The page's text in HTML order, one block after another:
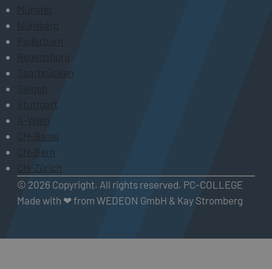
Münster
Nürnberg
Paderborn
Regensburg
Saarbrücken
Siegen
Stuttgart
A-Wien
CH-Basel
CH-Bern
CH-Zürich
© 2026 Copyright. All rights reserved. PC-COLLEGE
Made with ❤ from WEDEON GmbH & Kay Stromberg